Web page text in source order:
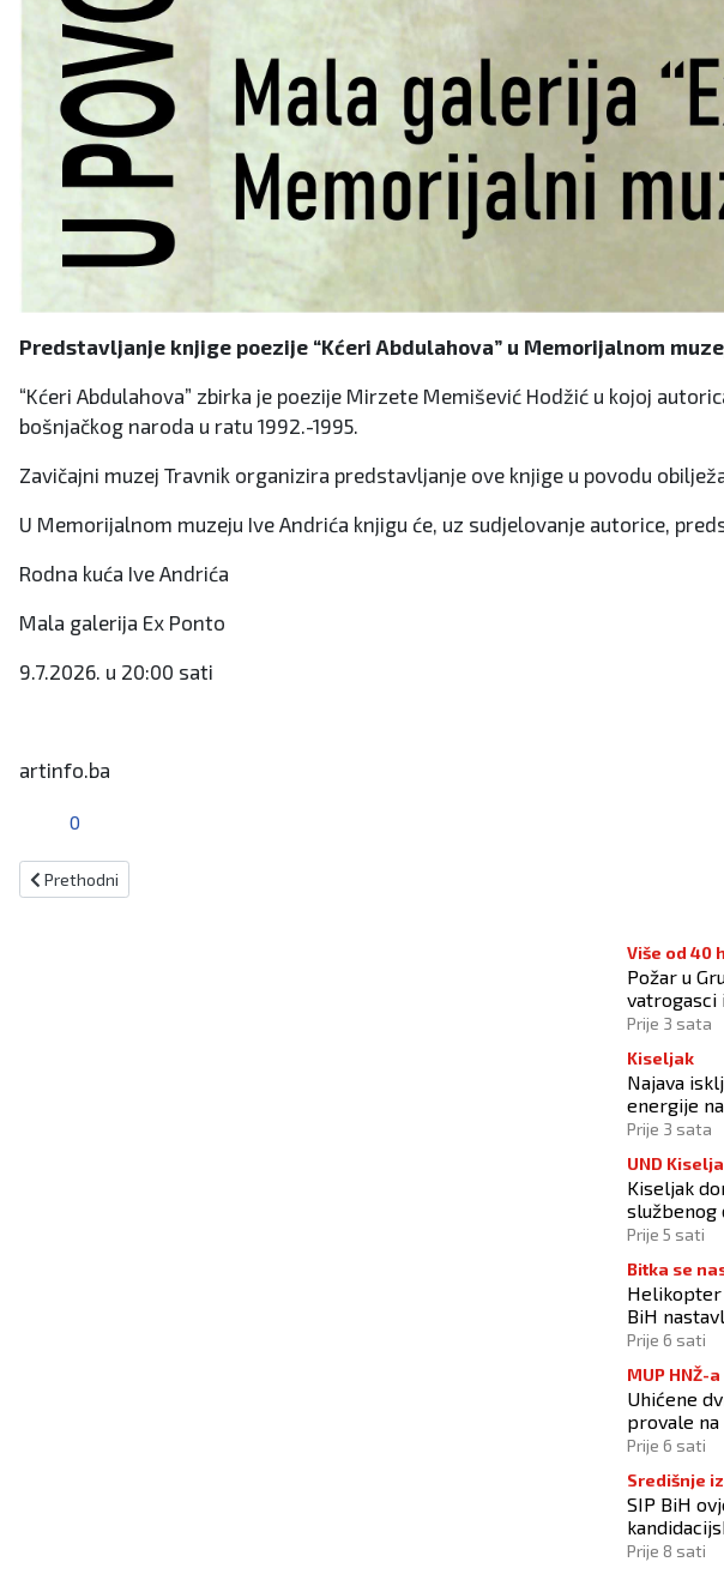
Predstavljanje knjige poezije “Kćeri Abdulahova” u Memorijalnom
“Kćeri Abdulahova” zbirka je poezije Mirzete Memišević Hodžić u kojoj
bošnjačkog naroda u ratu 1992.-1995.
Zavičajni muzej Travnik organizira predstavljanje ove knjige u povodu
U Memorijalnom muzeju Ive Andrića knjigu će, uz sudjelovanje autorice,
Rodna kuća Ive Andrića
Mala galerija Ex Ponto
9.7.2026. u 20:00 sati
artinfo.ba
0
Prethodni članak: Rišpet otvara 14. Livanjsko kulturno ljeto
Prethodni
Više od 40
Požar u
vatrogasci
Prije 3 sata
Kiseljak
Najava
energije
10 kV
Prije 3 sata
UND
Kiseljak
službenog
Hercegovini
Prije 5 sati
Bitka se
Helikopter
BiH
području
Prije 6 sati
MUP HNŽ-a
Uhićene
provale
u Konjicu
Prije 6 sati
Središnje
SIP BiH
Prije 8 sati